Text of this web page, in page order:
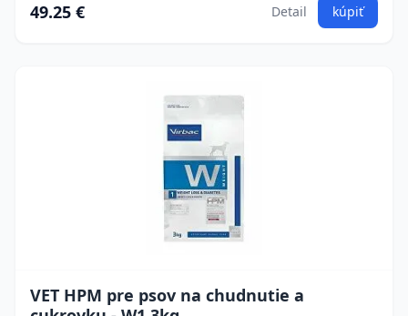
49.25 € Detail kúpiť
VET HPM pre psov na chudnutie a